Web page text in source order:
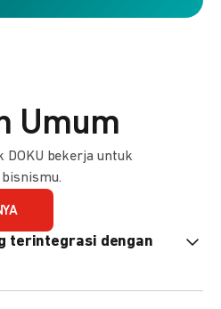
Umum
DOKU bekerja untuk
terintegrasi dengan